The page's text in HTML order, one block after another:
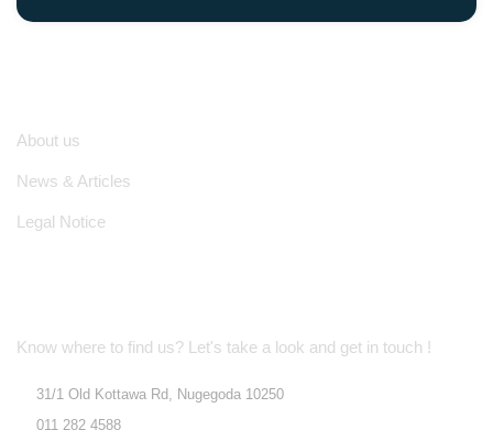
About us
News & Articles
Legal Notice
Know where to find us? Let's take a look and get in touch !
31/1 Old Kottawa Rd, Nugegoda 10250
011 282 4588